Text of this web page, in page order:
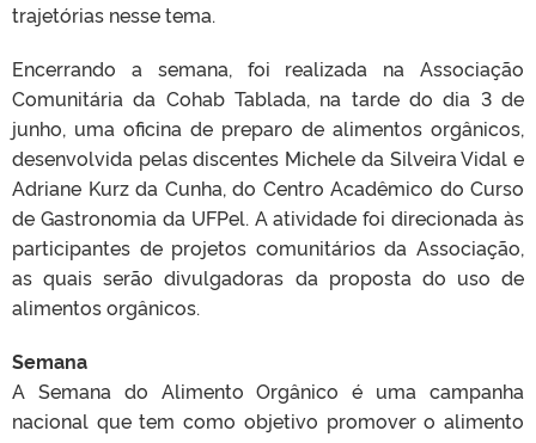
trajetórias nesse tema.
Encerrando a semana, foi realizada na Associação
Comunitária da Cohab Tablada, na tarde do dia 3 de
junho, uma oficina de preparo de alimentos orgânicos,
desenvolvida pelas discentes Michele da Silveira Vidal e
Adriane Kurz da Cunha, do Centro Acadêmico do Curso
de Gastronomia da UFPel. A atividade foi direcionada às
participantes de projetos comunitários da Associação,
as quais serão divulgadoras da proposta do uso de
alimentos orgânicos.
Semana
A Semana do Alimento Orgânico é uma campanha
nacional que tem como objetivo promover o alimento